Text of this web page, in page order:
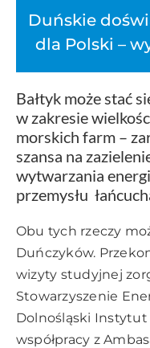
Duńskie
dla Polski –
Bałtyk może stać
w zakresie
morskich farm –
szansa na
wytwarzania
przemysłu
Obu tych rzeczy
Duńczyków.
wizyty studyjnej
Stowarzyszenie
Dolnośląski
współpracy z